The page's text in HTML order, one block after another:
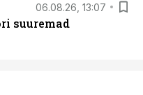
06.08.26, 13:07
suuremad